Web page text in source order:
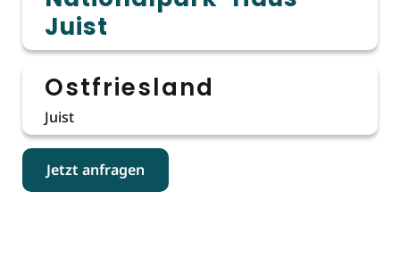
Juist
Ostfriesland
Juist
Jetzt anfragen